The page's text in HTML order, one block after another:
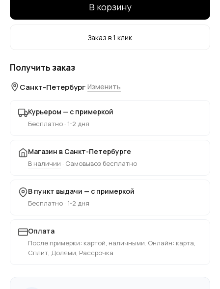
В корзину
Заказ в 1 клик
Получить заказ
Санкт-Петербург Изменить
Курьером — с примеркой
Бесплатно · 1-2 дня
Магазин в Санкт-Петербурге
В наличии · Самовывоз бесплатно
В пункт выдачи — с примеркой
Бесплатно · 1-2 дня
Оплата
После примерки: картой, наличными. Онлайн: карта,
Сплит, Долями, Рассрочка